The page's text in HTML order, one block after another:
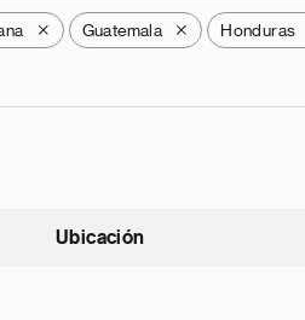
X Guatemala X Honduras
Ubicación